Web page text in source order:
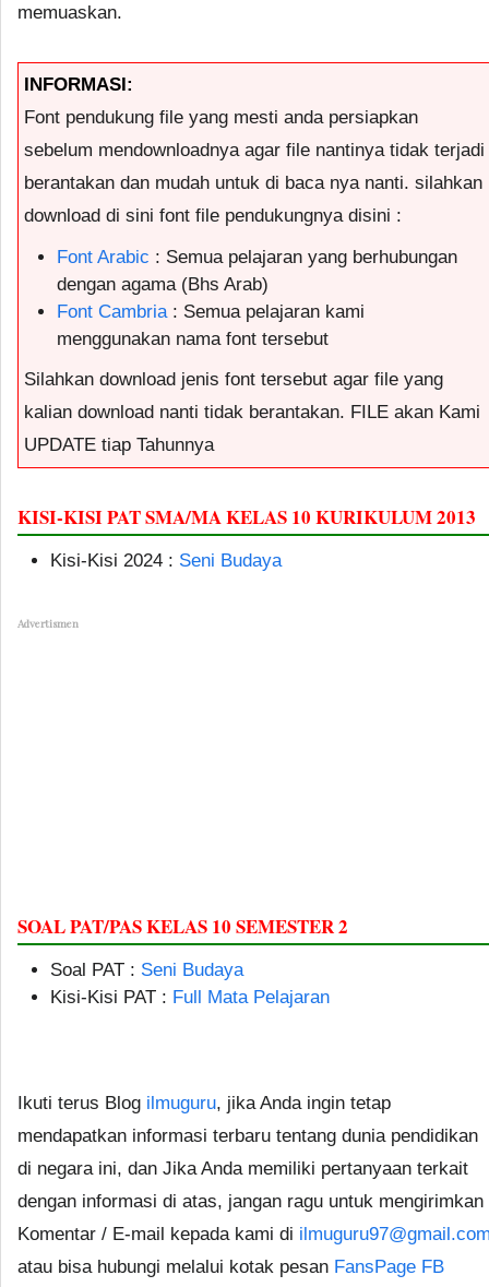
memuaskan.
INFORMASI:
Font pendukung file yang mesti anda persiapkan
sebelum mendownloadnya agar file nantinya tidak terjadi
berantakan dan mudah untuk di baca nya nanti. silahkan
download di sini font file pendukungnya disini :
Font Arabic : Semua pelajaran yang berhubungan
dengan agama (Bhs Arab)
Font Cambria : Semua pelajaran kami
menggunakan nama font tersebut
Silahkan download jenis font tersebut agar file yang
kalian download nanti tidak berantakan. FILE akan Kami
UPDATE tiap Tahunnya
KISI-KISI PAT SMA/MA KELAS 10 KURIKULUM 2013
Kisi-Kisi 2024 : Seni Budaya
Advertismen
SOAL PAT/PAS KELAS 10 SEMESTER 2
Soal PAT : Seni Budaya
Kisi-Kisi PAT : Full Mata Pelajaran
Ikuti terus Blog ilmuguru, jika Anda ingin tetap
mendapatkan informasi terbaru tentang dunia pendidikan
di negara ini, dan Jika Anda memiliki pertanyaan terkait
dengan informasi di atas, jangan ragu untuk mengirimkan
Komentar / E-mail kepada kami di
atau bisa hubungi melalui kotak pesan FansPage FB